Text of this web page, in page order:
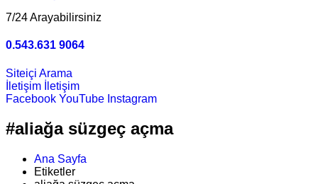
7/24 Arayabilirsiniz
0.543.631 9064
Siteiçi Arama
İletişim
İletişim
Facebook YouTube Instagram
#aliağa süzgeç açma
Ana Sayfa
Etiketler